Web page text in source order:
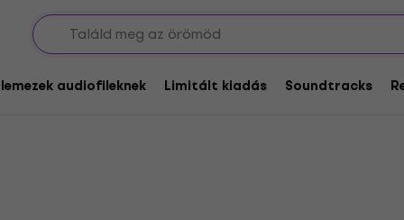
audiofileknek Limitált kiadás Soundtracks